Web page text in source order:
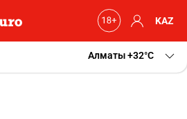
KAZ
Алматы+32 C